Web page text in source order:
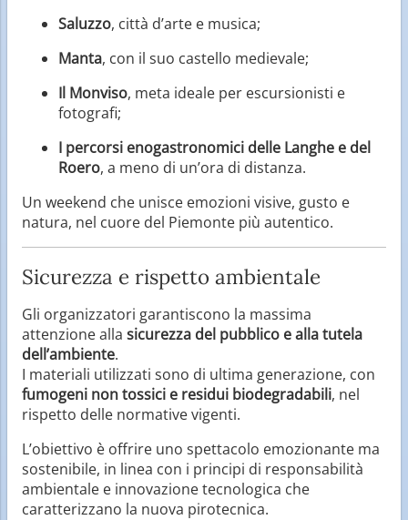
Saluzzo, città d’arte e musica;
Manta, con il suo castello medievale;
Il Monviso, meta ideale per escursionisti e
fotografi;
I percorsi enogastronomici delle Langhe e del
Roero, a meno di un’ora di distanza.
Un weekend che unisce emozioni visive, gusto e
natura, nel cuore del Piemonte più autentico.
Sicurezza e rispetto ambientale
Gli organizzatori garantiscono la massima
attenzione alla sicurezza del pubblico e alla tutela
dell’ambiente.
I materiali utilizzati sono di ultima generazione, con
fumogeni non tossici e residui biodegradabili, nel
rispetto delle normative vigenti.
L’obiettivo è offrire uno spettacolo emozionante ma
sostenibile, in linea con i principi di responsabilità
ambientale e innovazione tecnologica che
caratterizzano la nuova pirotecnica.